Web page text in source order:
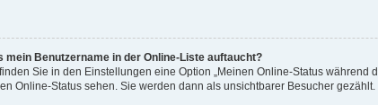
mein Benutzername in der Online-Liste auftaucht?
Sie in den Einstellungen eine Option „Meinen Online-Status
Online-Status sehen. Sie werden dann als unsichtbarer Besucher gezählt.